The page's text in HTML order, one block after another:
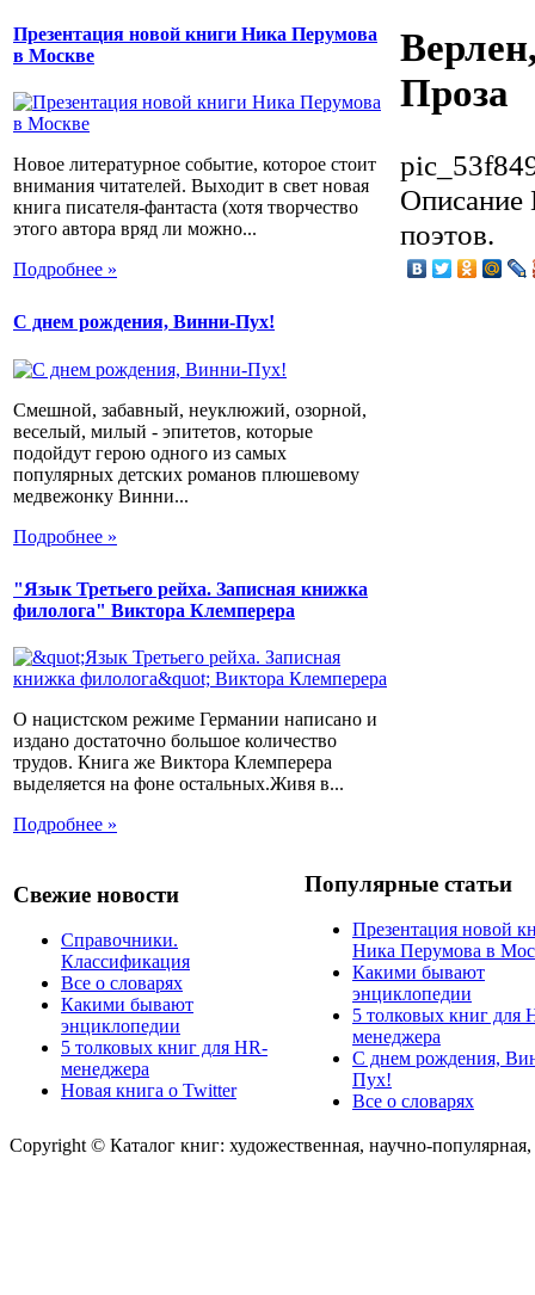
Презентация новой книги Ника Перумова
в Москве
Новое литературное событие, которое стоит
внимания читателей. Выходит в свет новая
книга писателя-фантаста (хотя творчество
этого автора вряд ли можно...
Подробнее »
С днем рождения, Винни-Пух!
Смешной, забавный, неуклюжий, озорной,
веселый, милый - эпитетов, которые
подойдут герою одного из самых
популярных детских романов плюшевому
медвежонку Винни...
Подробнее »
"Язык Третьего рейха. Записная книжка
филолога" Виктора Клемперера
О нацистском режиме Германии написано и
издано достаточно большое количество
трудов. Книга же Виктора Клемперера
выделяется на фоне остальных.Живя в...
Подробнее »
Проза
Описание
поэтов.
Свежие новости
Справочники.
Классификация
Все о словарях
Какими бывают
энциклопедии
5 толковых книг для HR-
менеджера
Новая книга о Twitter
Популярные статьи
Презентация новой
Ника Перумова в
Какими бывают
энциклопедии
5 толковых книг для
менеджера
С днем рождения,
Пух!
Все о словарях
Copyright © Каталог книг: художественная, научно-